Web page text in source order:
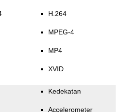
H.264
MPEG-4
MP4
XVID
Kedekatan
Accelerometer